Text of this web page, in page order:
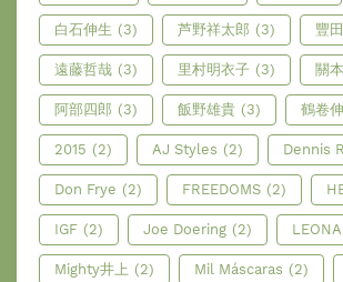
白石伸生 (3) 芦野祥太郎 (3) 豐
遠藤哲哉 (3) 里村明衣子 (3) 關
阿部四郎 (3) 飯野雄貴 (3) 鶴卷
2015 (2) AJ Styles (2) Dennis
Don Frye (2) FREEDOMS (2)
IGF (2) Joe Doering (2) LEONA
Mighty井上 (2) Mil Máscaras (2)